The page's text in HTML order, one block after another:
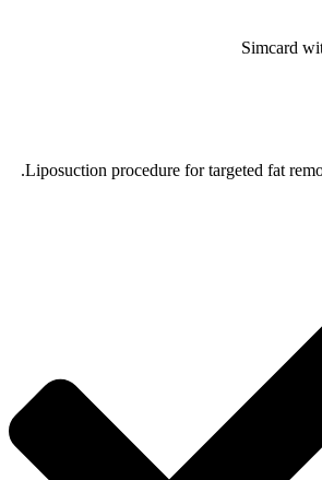
Simcard
Liposuction procedure for targeted fat